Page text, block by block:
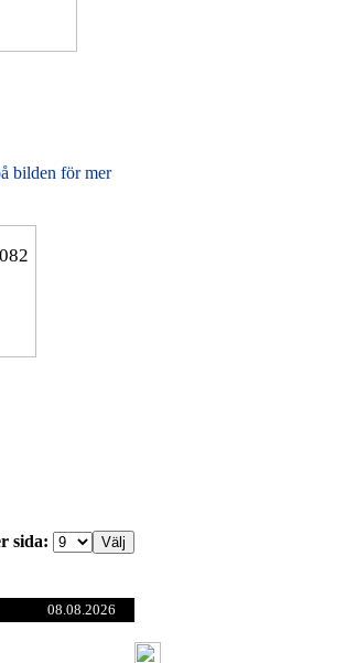
bilden för mer
sida:
08.08.2026